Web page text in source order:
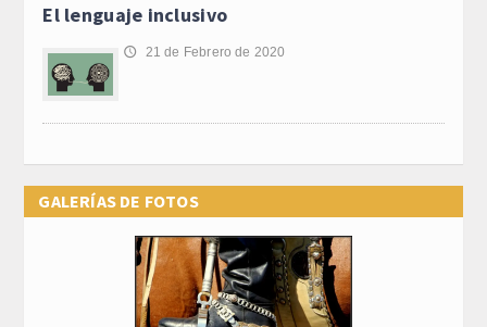
El lenguaje inclusivo
🕔 21 de Febrero de 2020
GALERÍAS DE FOTOS